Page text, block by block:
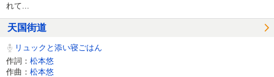
れて...
天国街道
リュックと添い寝ごはん
作詞： 松本悠
作曲： 松本悠